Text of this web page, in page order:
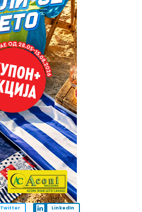
Twitter LinkedIn